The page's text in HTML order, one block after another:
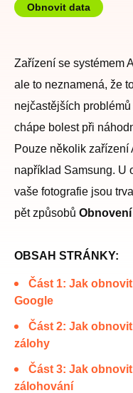
Obnovit data
Zařízení se systémem
ale to neznamená, že
nejčastějších
chápe bolest při
Pouze několik zařízení
například Samsung. U
vaše fotografie jsou
pět způsobů
OBSAH STRÁNKY:
Část 1: Jak
Google
Část 2: Jak
zálohy
Část 3: Jak
zálohování